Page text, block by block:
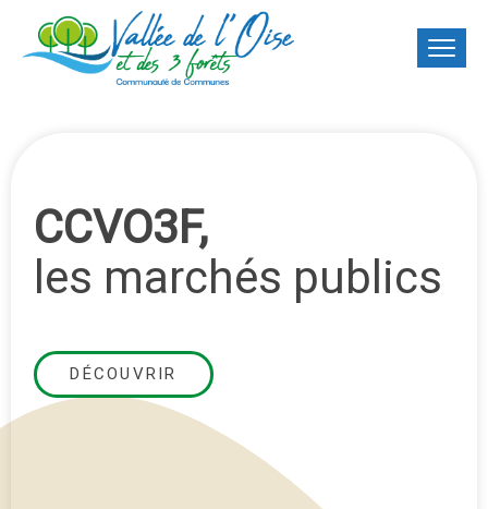
CCVO3F,
les marchés publics
DÉCOUVRIR